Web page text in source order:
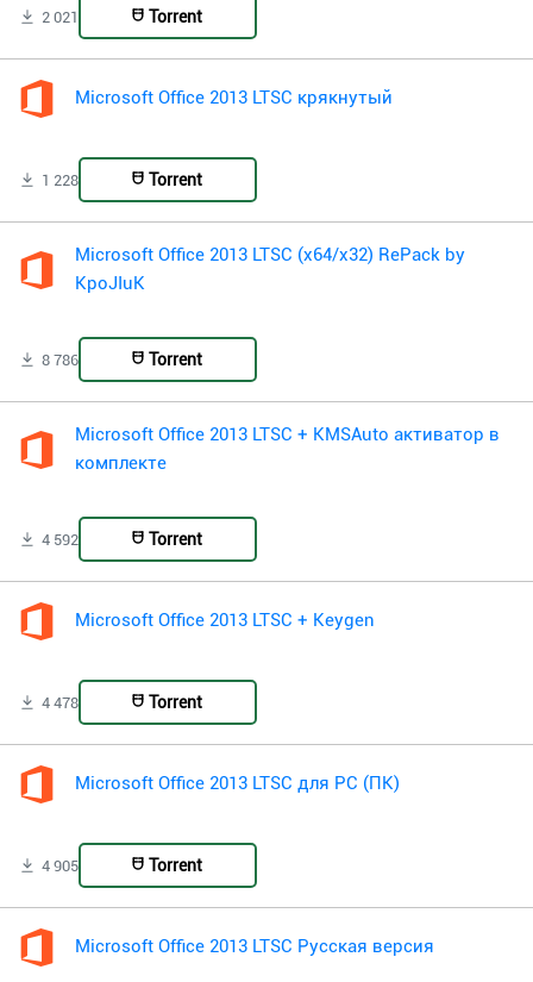
2 021 Torrent
Microsoft Office 2013 LTSC крякнутый
1 228 Torrent
Microsoft Office 2013 LTSC (x64/x32) RePack by
KpoJIuK
8 786 Torrent
Microsoft Office 2013 LTSC + KMSAuto активатор в
комплекте
4 592 Torrent
Microsoft Office 2013 LTSC + Keygen
4 478 Torrent
Microsoft Office 2013 LTSC для PC (ПК)
4 905 Torrent
Microsoft Office 2013 LTSC Русская версия